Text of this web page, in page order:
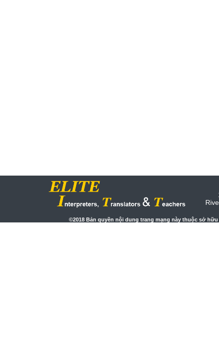
©2018 Bản quyền nội dung trang mạng này thuộc sở